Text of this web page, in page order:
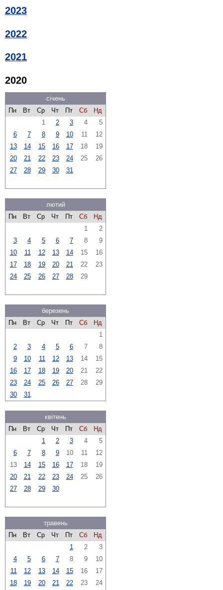
2023
2022
2021
2020
січень
Пн
Вт Ср Чт Пт Сб
Нд
1
2 3 4
5
6
7 8 9 10 11
12
13
14 15 16 17 18
19
20
21 22 23 24 25
26
27
28 29 30 31
лютий
Пн
Вт Ср Чт Пт Сб
Нд
1
2
3
4 5 6 7 8
9
10
11 12 13 14 15
16
17
18 19 20 21 22
23
24
25 26 27 28 29
березень
Пн
Вт Ср Чт Пт Сб
Нд
1
2
3 4 5 6 7
8
9
10 11 12 13 14
15
16
17 18 19 20 21
22
23
24 25 26 27 28
29
30
31
квітень
Пн
Вт Ср Чт Пт Сб
Нд
1
2 3 4
5
6
7 8 9 10 11
12
13
14 15 16 17 18
19
20
21 22 23 24 25
26
27
28 29 30
травень
Пн
Вт Ср Чт Пт Сб
Нд
1
2
3
4
5 6 7 8 9
10
11
12 13 14 15 16
17
18
19 20 21 22 23
24